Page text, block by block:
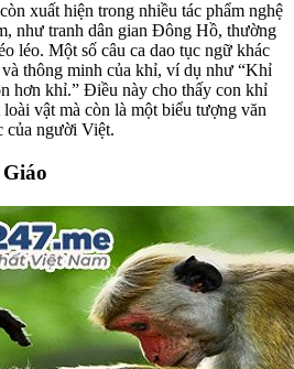
xuất hiện trong nhiều tác phẩm nghệ
như tranh dân gian Đông Hồ, thường
léo. Một số câu ca dao tục ngữ khác
thông minh của khỉ, ví dụ như “Khỉ
hơn khỉ.” Điều này cho thấy con khỉ
vật mà còn là một biểu tượng văn
của người Việt.